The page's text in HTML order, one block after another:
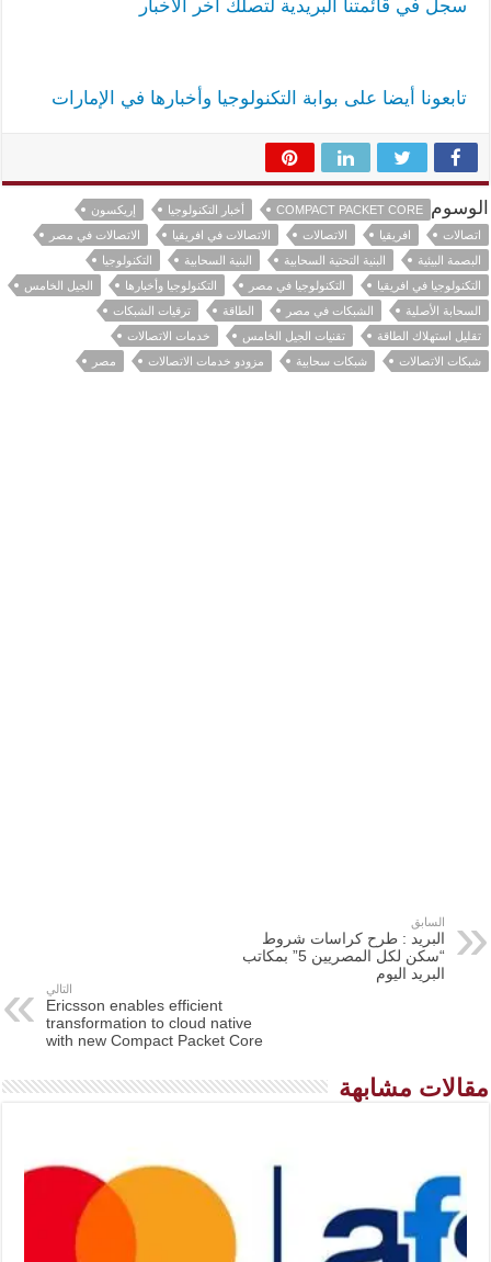
سجل في قائمتنا البريدية لتصلك آخر الأخبار
تابعونا أيضا على بوابة التكنولوجيا وأخبارها في الإمارات
الوسوم COMPACT PACKET CORE أخبار التكنولوجيا
إريكسون
اتصالات
افريقيا الاتصالات الاتصالات في افريقيا
الاتصالات في مصر
البصمة البيئية
البنية التحتية السحابية البنية السحابية
التكنولوجيا
التكنولوجيا في افريقيا
التكنولوجيا في مصر التكنولوجيا وأخبارها
الجيل الخامس
السحابة الأصلية
الشبكات في مصر الطاقة
ترقيات الشبكات
تقليل استهلاك الطاقة
تقنيات الجيل الخامس
خدمات الاتصالات
شبكات الاتصالات
شبكات سحابية مزودو خدمات الاتصالات مصر
السابق
البريد : طرح كراسات شروط
“سكن لكل المصريين 5” بمكاتب
البريد اليوم
التالي
Ericsson enables efficient
transformation to cloud native
with new Compact Packet Core
مقالات مشابهة